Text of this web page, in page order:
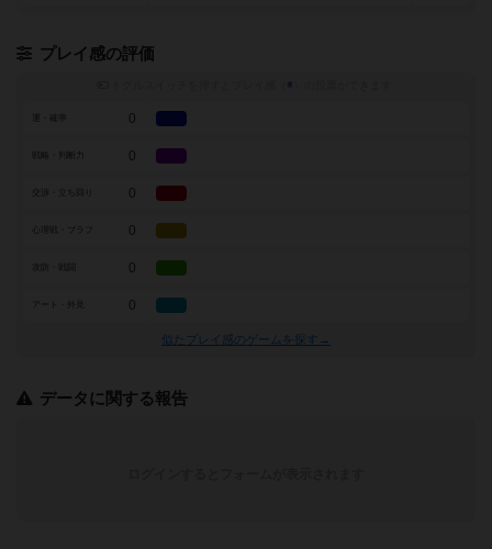
プレイ感の評価
※
0
戦略・判断力 0
0
0
0
アート・外見 0
似たプレイ感のゲームを探す→
データに関する報告